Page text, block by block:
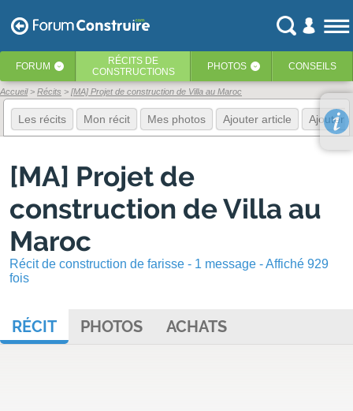
FORUM ‹ RÉCITS DE
CONSTRUCTIONS
PHOTOS ‹ CONSEILS
Accueil Récits [MA] Projet de construction de Villa au Maroc
Les récits Mon récit Mes photos Ajouter article Ajouter
[MA] Projet de
construction de Villa au
Maroc
Récit de construction de farisse - 1 message - Affiché 929
fois
RÉCIT PHOTOS ACHATS